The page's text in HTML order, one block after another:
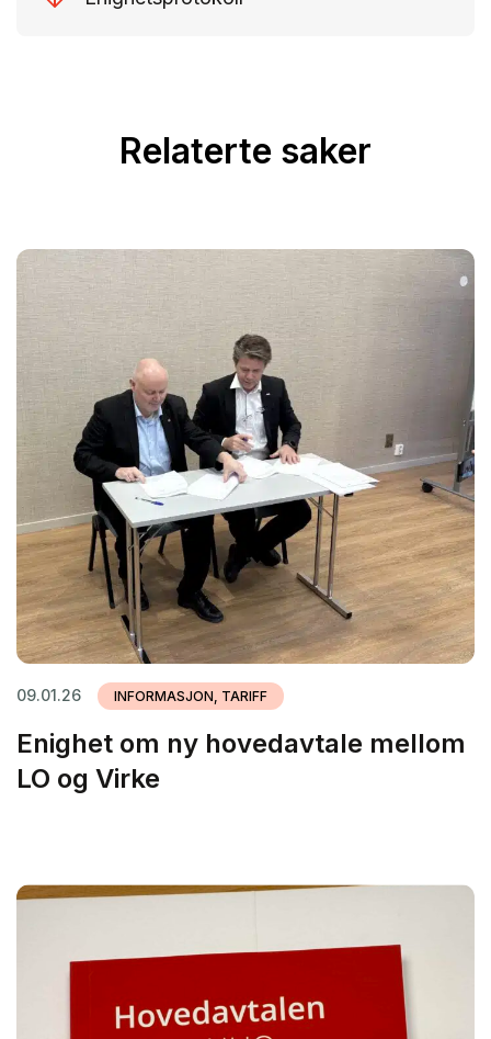
Relaterte saker
09.01.26 INFORMASJON, TARIFF
Enighet om ny hovedavtale mellom
LO og Virke